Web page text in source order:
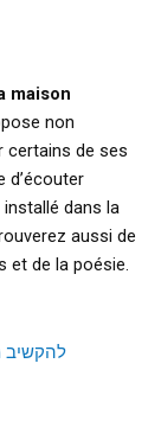
maison
non
certains de ses
d’écouter
dans la
aussi de
et de la poésie.
להקשיב